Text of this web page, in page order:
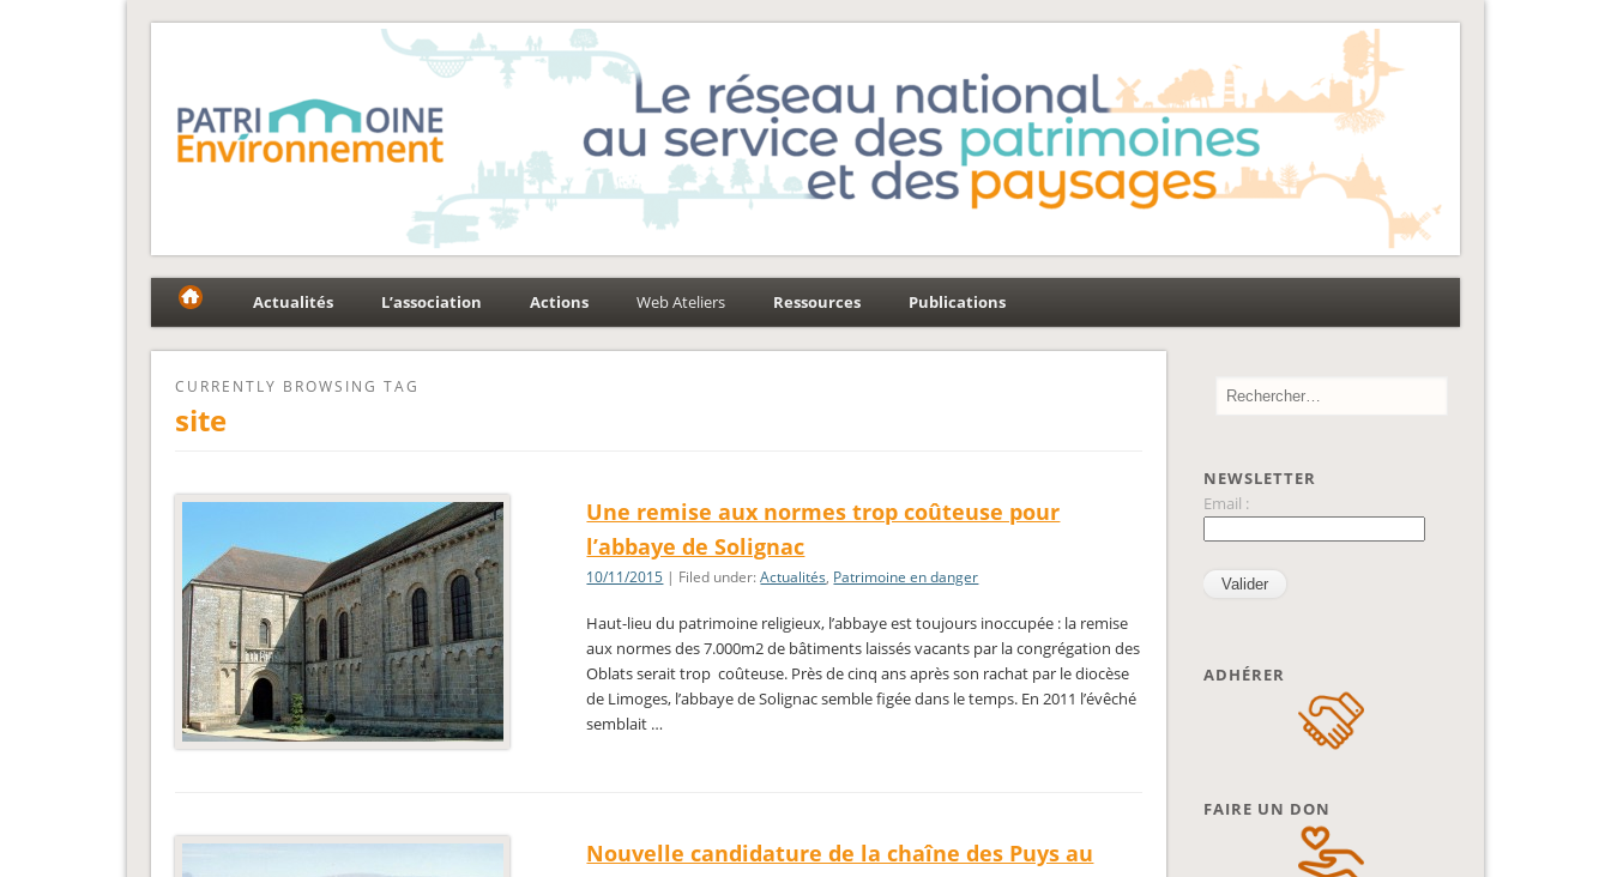
Fédération Patrimoine-Environnement
Actualités L’association Actions Web Ateliers Ressources Publications
CURRENTLY BROWSING TAG
site
Une remise aux normes trop coûteuse pour
l’abbaye de Solignac
10/11/2015 | Filed under:Actualités, Patrimoine en danger
Haut-lieu du patrimoine religieux, l’abbaye est toujours inoccupée : la remise
aux normes des 7.000m2 de bâtiments laissés vacants par la congrégation des
Oblats serait trop coûteuse. Près de cinq ans après son rachat par le diocèse
de Limoges, l’abbaye de Solignac semble figée dans le temps. En 2011 l’évêché
semblait …
Nouvelle candidature de la chaîne des Puys au
NEWSLETTER
Email :
ADHÉRER
FAIRE UN DON